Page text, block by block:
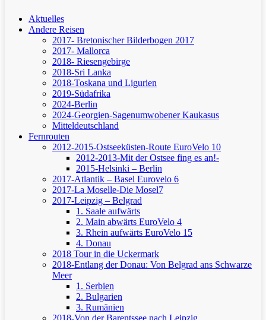
Aktuelles
Andere Reisen
2017- Bretonischer Bilderbogen 2017
2017- Mallorca
2018- Riesengebirge
2018-Sri Lanka
2018-Toskana und Ligurien
2019-Südafrika
2024-Berlin
2024-Georgien-Sagenumwobener Kaukasus
Mitteldeutschland
Fernrouten
2012-2015-Ostseeküsten-Route EuroVelo 10
2012-2013-Mit der Ostsee fing es an!-
2015-Helsinki – Berlin
2017-Atlantik – Basel Eurovelo 6
2017-La Moselle-Die Mosel7
2017-Leipzig – Belgrad
1. Saale aufwärts
2. Main abwärts EuroVelo 4
3. Rhein aufwärts EuroVelo 15
4. Donau
2018 Tour in die Uckermark
2018-Entlang der Donau: Von Belgrad ans Schwarze
Meer
1. Serbien
2. Bulgarien
3. Rumänien
2018-Von der Barentssee nach Leipzig